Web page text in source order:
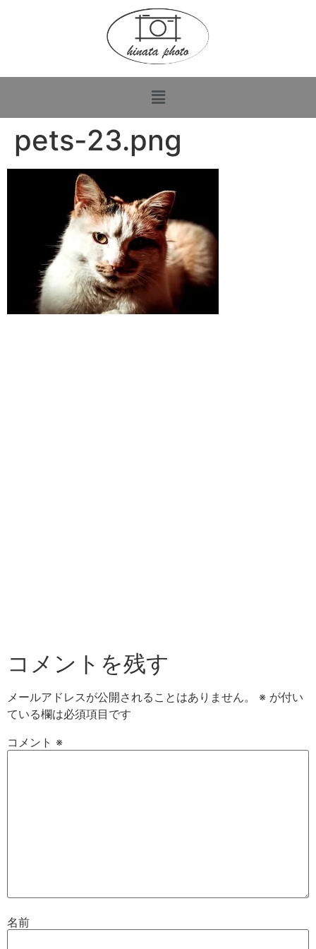
pets-23.png
コメントを残す
メールアドレスが公開されることはありません。 ※ が付い
ている欄は必須項目です
コメント ※
名前